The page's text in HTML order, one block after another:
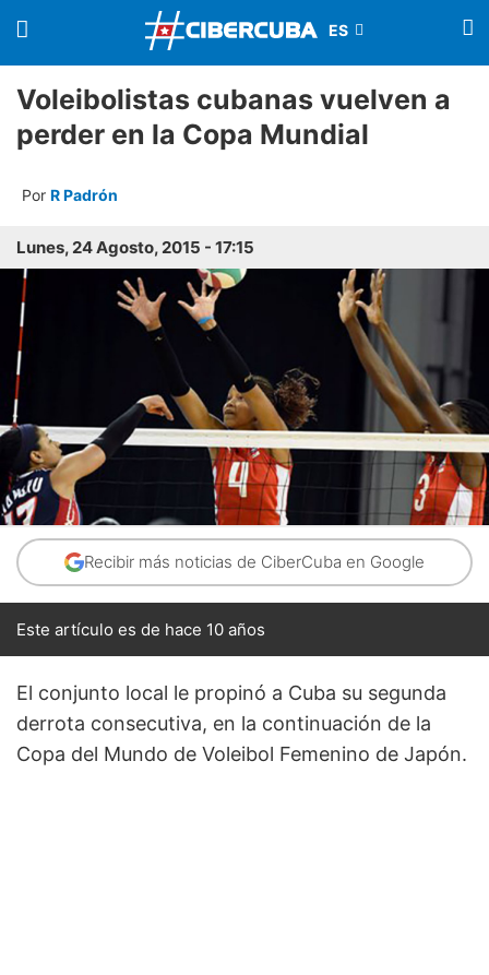
Voleibolistas cubanas vuelven a
perder en la Copa Mundial
Por R Padrón
Lunes, 24 Agosto, 2015 - 17:15
Recibir más noticias de CiberCuba en Google
Este artículo es de hace 10 años
El conjunto local le propinó a Cuba su segunda
derrota consecutiva, en la continuación de la
Copa del Mundo de Voleibol Femenino de Japón.